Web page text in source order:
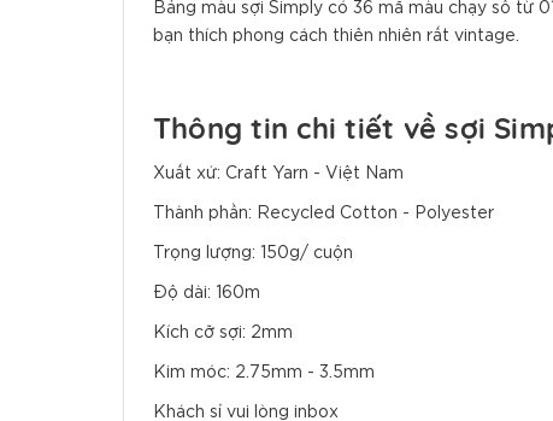
Bảng màu sợi Simply có 36 mã màu chạy số từ
bạn thích phong cách thiên nhiên rất vintage.
Thông tin chi tiết về sợi
Xuất xứ: Craft Yarn - Việt Nam
Thành phần: Recycled Cotton - Polyester
Trọng lượng: 150g/ cuộn
Độ dài: 160m
Kích cỡ sợi: 2mm
Kim móc: 2.75mm - 3.5mm
Khách sỉ vui lòng inbox